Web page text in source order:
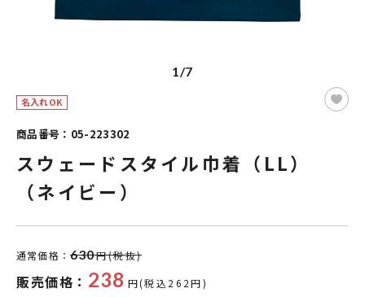
1/7
名入れOK
商品番号：05-223302
スウェードスタイル巾着（LL）
（ネイビー）
通常価格： 630円(税抜)
販売価格： 238 円(税込262円)